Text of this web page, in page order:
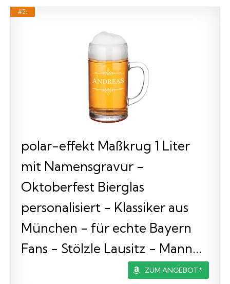
#5:
polar-effekt Maßkrug 1 Liter
mit Namensgravur -
Oktoberfest Bierglas
personalisiert - Klassiker aus
München - für echte Bayern
Fans - Stölzle Lausitz - Mann...
ZUM ANGEBOT*